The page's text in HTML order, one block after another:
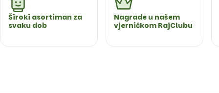
Široki asortiman za
svaku dob
Nagrade u našem
vjerničkom RajClubu